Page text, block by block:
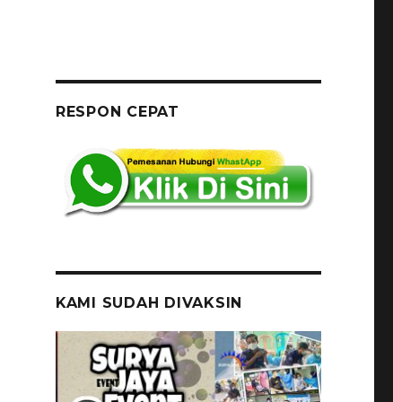
RESPON CEPAT
KAMI SUDAH DIVAKSIN